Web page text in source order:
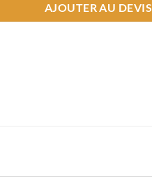
AJOUTER AU DEVIS